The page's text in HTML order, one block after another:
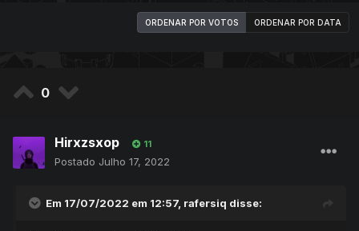
ORDENAR POR VOTOS ORDENAR POR DATA
0
Hirxzsxop 11
Postado Julho 17, 2022
Em 17/07/2022 em 12:57, rafersiq disse: